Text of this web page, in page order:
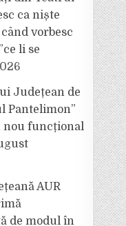
ca niște
vorbesc
li se
Județean de
Pantelimon”
nou funcțional
AUR
de modul în